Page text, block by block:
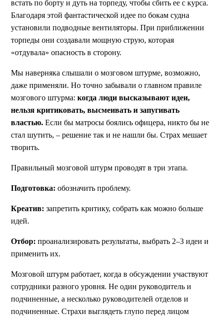
встать по борту и дуть на торпеду, чтобы сбить ее с курса.
Благодаря этой фантастической идее по бокам судна
установили подводные вентиляторы. При приближении
торпеды они создавали мощную струю, которая
«отдувала» опасность в сторону.
Мы наверняка слышали о мозговом штурме, возможно,
даже применяли. Но точно забывали о главном правиле
мозгового штурма: когда люди высказывают идеи,
нельзя критиковать, высмеивать и запугивать
властью. Если бы матросы боялись офицера, никто бы не
стал шутить, – решение так и не нашли бы. Страх мешает
творить.
Правильный мозговой штурм проводят в три этапа.
Подготовка: обозначить проблему.
Креатив: запретить критику, собрать как можно больше
идей.
Отбор: проанализировать результаты, выбрать 2–3 идеи и
применить их.
Мозговой штурм работает, когда в обсуждении участвуют
сотрудники разного уровня. Не один руководитель и
подчиненные, а несколько руководителей отделов и
подчиненные. Страхи выглядеть глупо перед лицом